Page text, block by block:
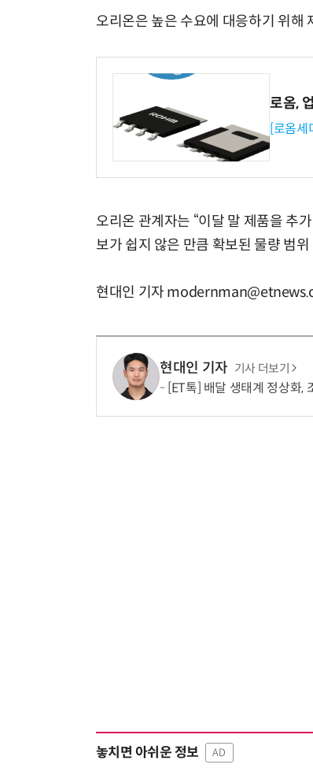
오리온은 높은 수요에 대응하기 위해
로옴,
[로옴세
오리온 관계자는 “이달 말 제품을 추
보가 쉽지 않은 만큼 확보된 물량 범
현대인 기자
현대인 기자 기사 더보기
[ET톡] 배달 생태계 정상화,
놓치면 아쉬운 정보 AD